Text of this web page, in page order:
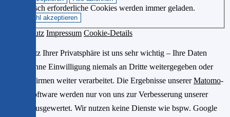
Technisch erforderliche Cookies werden immer geladen.
Datenschutz Impressum Cookie-Details
Der Schutz Ihrer Privatsphäre ist uns sehr wichtig – Ihre Daten
werden ohne Einwilligung niemals an Dritte weitergegeben oder
von Drittfirmen weiter verarbeitet. Die Ergebnisse unsererMatomo-
Statistiksoftware werden nur von uns zur Verbesserung unserer
Website ausgewertet. Wir nutzen keine Dienste wie bspw. Google